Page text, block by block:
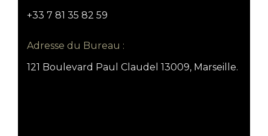
+33 7 81 35 82 59
Adresse du Bureau :
121 Boulevard Paul Claudel 13009, Marseille.